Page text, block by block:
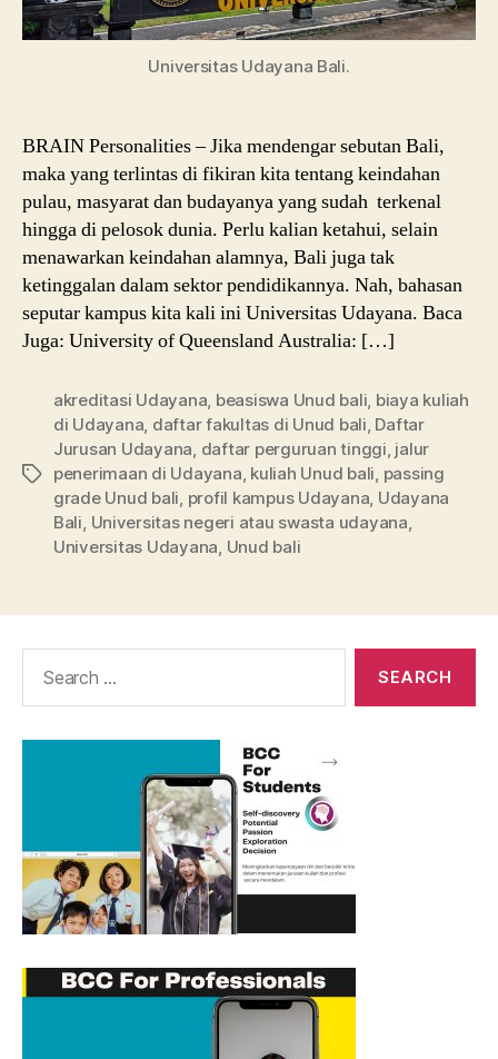
Universitas Udayana Bali.
BRAIN Personalities – Jika mendengar sebutan Bali,
maka yang terlintas di fikiran kita tentang keindahan
pulau, masyarat dan budayanya yang sudah terkenal
hingga di pelosok dunia. Perlu kalian ketahui, selain
menawarkan keindahan alamnya, Bali juga tak
ketinggalan dalam sektor pendidikannya. Nah, bahasan
seputar kampus kita kali ini Universitas Udayana. Baca
Juga: University of Queensland Australia: […]
Tags
akreditasi Udayana beasiswa Unud bali biaya kuliah
di Udayana daftar fakultas di Unud bali Daftar
Jurusan Udayana daftar perguruan tinggi jalur
penerimaan di Udayana kuliah Unud bali passing
grade Unud bali profil kampus Udayana Udayana
Bali Universitas negeri atau swasta udayana
Universitas Udayana Unud bali